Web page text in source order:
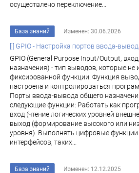
осуществлено переключение...
База знаний Изменен: 30.06.2026
[i] GPIO - Настройка портов ввода-
GPIO (General Purpose Input/Output,
назначения) - тип выводов, которые не
фиксированной функции. Функция
настроена и контролироваться
Порты ввода-вывода общего
следующие функции: Работать как
вход (чтение логических уровней
выход (формирование высокого или
уровня). Выполнять цифровые
интерфейсов, таких...
База знаний Изменен: 12.12.2025